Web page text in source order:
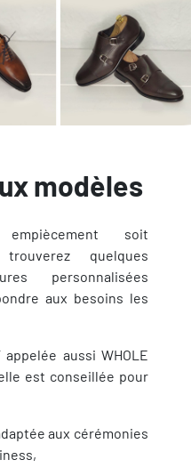
modèles
soit
quelques
personnalisées
aux besoins les
appelée aussi WHOLE
est conseillée pour
aux cérémonies